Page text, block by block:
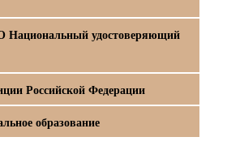
удостоверяющий
Российской Федерации
образование